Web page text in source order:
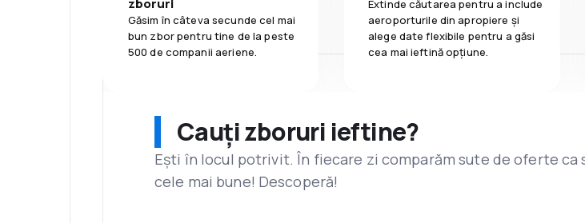
zboruri
Găsim în câteva secunde cel mai
bun zbor pentru tine de la peste
500 de companii aeriene.
Extinde căutarea pentru a include
aeroporturile din apropiere și
alege date flexibile pentru a găsi
cea mai ieftină opțiune.
Cauți zboruri ieftine?
Ești în locul potrivit. În fiecare zi comparăm sute de oferte ca
cele mai bune! Descoperă!